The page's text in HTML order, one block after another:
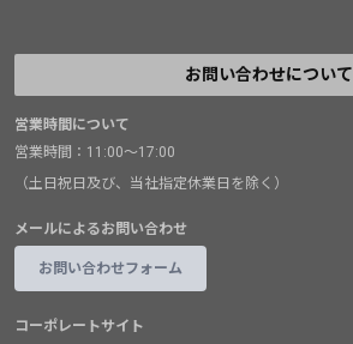
お問い合わせについて
営業時間について
営業時間：11:00～17:00
（土日祝日及び、当社指定休業日を除く）
メールによるお問い合わせ
お問い合わせフォーム
コーポレートサイト